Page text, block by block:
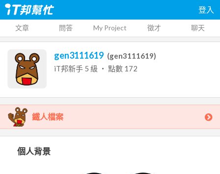
登入
文章 問答 My Project 徵才 聊天
gen3111619 (gen3111619)
iT邦新手 5 級 ‧ 點數 172
鐵人檔案
個人背景